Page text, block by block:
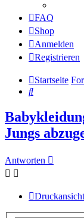
FAQ
Shop
Anmelden
Registrieren
Startseite
Suche
Jungs
Antworten
Druckansicht